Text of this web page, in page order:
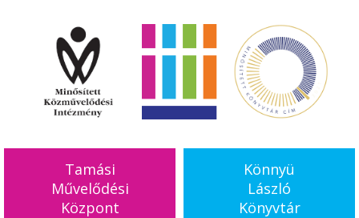
Tamási
Művelődési
Központ
Könnyü
László
Könyvtár